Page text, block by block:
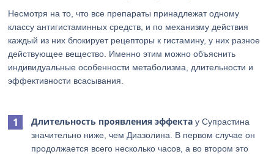
Несмотря на то, что все препараты принадлежат одному
классу антигистаминных средств, и по механизму действия
каждый из них блокирует рецепторы к гистамину, у них разное
действующее вещество. Именно этим можно объяснить
индивидуальные особенности метаболизма, длительности и
эффективности всасывания.
Длительность проявления эффекта у Супрастина
значительно ниже, чем Диазолина. В первом случае он
продолжается всего несколько часов, а во втором это